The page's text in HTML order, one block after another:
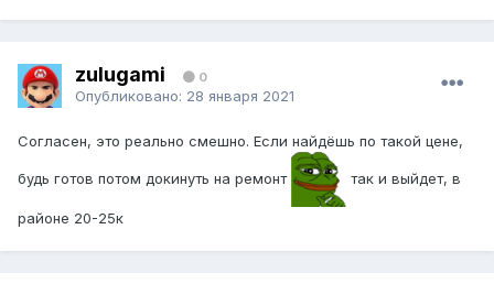
zulugami 0
Опубликовано: 28 января 2021
Согласен, это реально смешно. Если найдёшь по такой цене,
будь готов потом докинуть на ремонт так и выйдет, в
районе 20-25к